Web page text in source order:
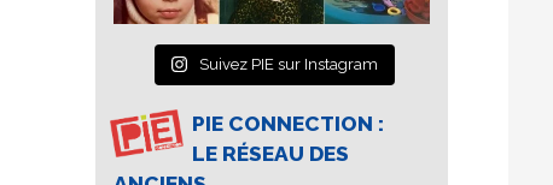
Suivez PIE sur Instagram
PIE CONNECTION :
LE RÉSEAU DES